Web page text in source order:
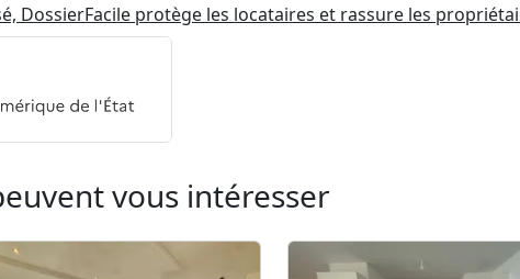
DossierFacile protège les locataires et rassure les
vous intéresser